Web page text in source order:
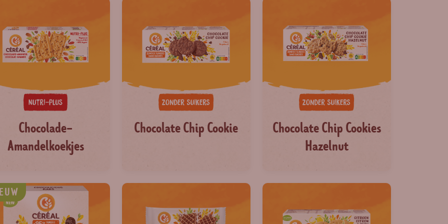
Chocolade-
Amandelkoekjes
Chocolate Chip Cookie
Chocolate Chip Cookies
Hazelnut